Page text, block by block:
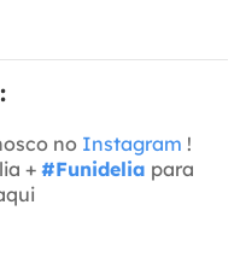
no Instagram !
+ #Funidelia para